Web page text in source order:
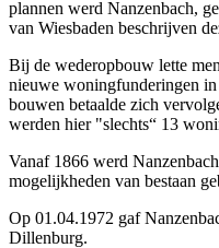
plannen werd Nanzenbach,
van Wiesbaden beschrijven
Bij de wederopbouw lette
nieuwe woningfunderingen in
bouwen betaalde zich
werden hier "slechts“ 13
Vanaf 1866 werd
mogelijkheden van bestaan
Op 01.04.1972 gaf
Dillenburg.